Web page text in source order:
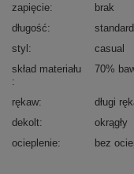
zapięcie
brak
długość
styl
casual
skład materiału
70%
rękaw
długi
dekolt
okrągły
ocieplenie
bez